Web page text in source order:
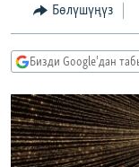
БҮГҮН АЗАТТЫКТА
ДАНИСТЕ
ЭЖЕ-СИҢДИЛЕР
ПОДКАСТ
Русский
ОНЛАЙН ШЕРИНЕ
Бөлүшүңүз
Бизди Google'дан